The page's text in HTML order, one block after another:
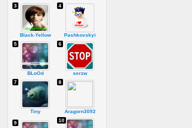
Black-Yellow
3
Pashkovskyi
4
BLoOd
5
serzw
6
Tiny
7
Aragorn3092
8
9 10